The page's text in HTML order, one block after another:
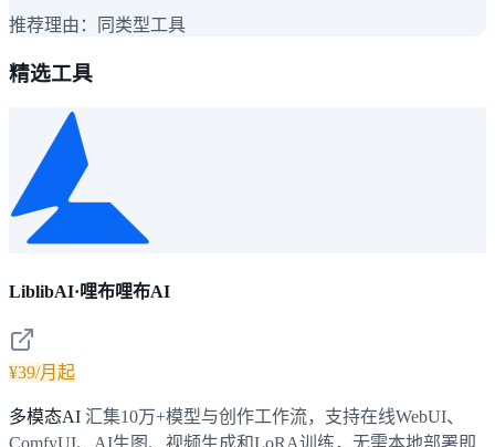
推荐理由： 同类型工具
精选工具
LiblibAI·哩布哩布AI
¥39/月起
多模态AI 汇集10万+模型与创作工作流，支持在线WebUI、